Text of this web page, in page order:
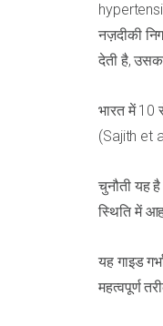
नज़दीकी
देती है,
भारत में 10
(Sajith et
चुनौती यह
स्थिति में
यह गाइड
महत्वपूर्ण